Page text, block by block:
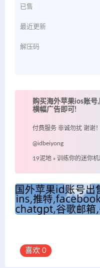
已售
最近更新
解压码
购买海外苹果ios账
横幅广告即可!
付费服务 非诚勿扰 谢谢
@idbeiyong
19泥地 » 训练你的迷你
喜欢 0